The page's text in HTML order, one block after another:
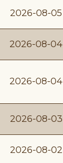
2026-08-05
2026-08-04
2026-08-04
2026-08-03
2026-08-02